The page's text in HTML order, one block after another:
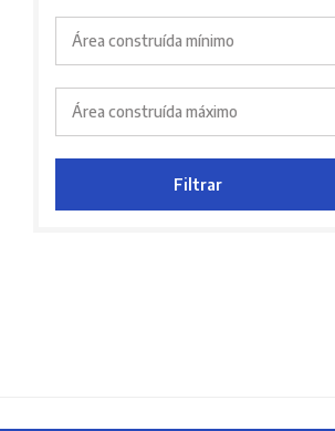
Área construída mínimo
Área construída máximo
Filtrar